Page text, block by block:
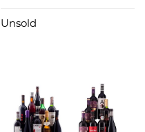
Unsold